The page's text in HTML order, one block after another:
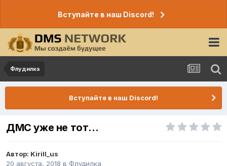
Вступайте в наш Discord!
Флудилка
Вступайте в наш Discord!
ДМС уже не тот...
Автор: Kirill_us
20 августа, 2018 в Флудилка